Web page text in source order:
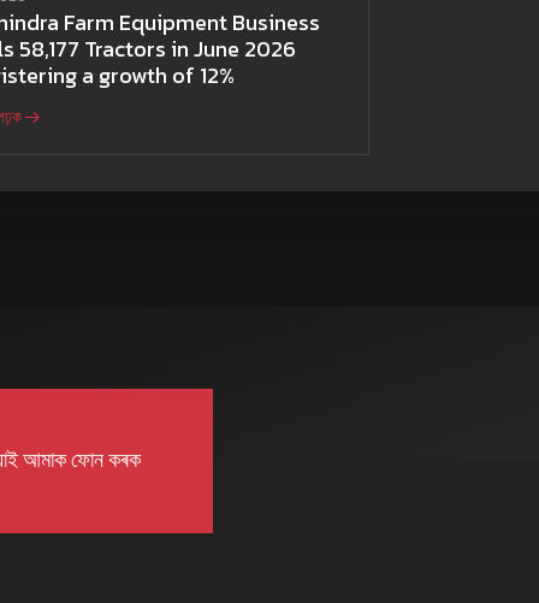
Farm Equipment Business
58,177 Tractors in June 2026
a growth of 12%
আমাক ফোন কৰক